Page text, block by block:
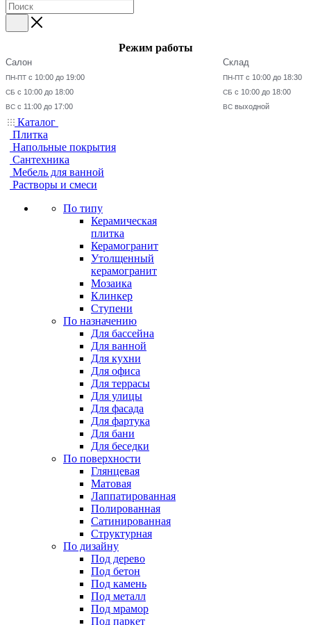
Режим работы
Салон
ПН-ПТ с 10:00 до 19:00
СБ с 10:00 до 18:00
ВС с 11:00 до 17:00
Склад
ПН-ПТ с 10:00 до 18:30
СБ с 10:00 до 18:00
ВС выходной
Каталог
Плитка
Напольные покрытия
Сантехника
Мебель для ванной
Растворы и смеси
По типу
Керамическая
плитка
Керамогранит
Утолщенный
керамогранит
Мозаика
Клинкер
Ступени
По назначению
Для бассейна
Для ванной
Для кухни
Для офиса
Для террасы
Для улицы
Для фасада
Для фартука
Для бани
Для беседки
По поверхности
Глянцевая
Матовая
Лаппатированная
Полированная
Сатинированная
Структурная
По дизайну
Под дерево
Под бетон
Под камень
Под металл
Под мрамор
Под паркет